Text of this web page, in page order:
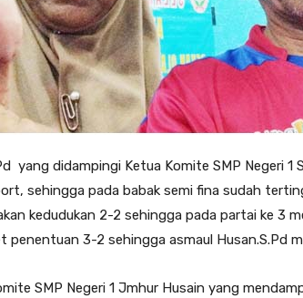
yang didampingi Ketua Komite SMP Negeri 1
sehingga pada babak semi fina sudah
kedudukan 2-2 sehingga pada partai ke 3
penentuan 3-2 sehingga asmaul Husan.S.Pd
SMP Negeri 1 Jmhur Husain yang